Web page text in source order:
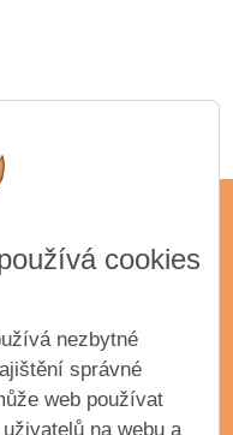
Příbram
01
cookies
nezbytné
správné
web používat
na webu a